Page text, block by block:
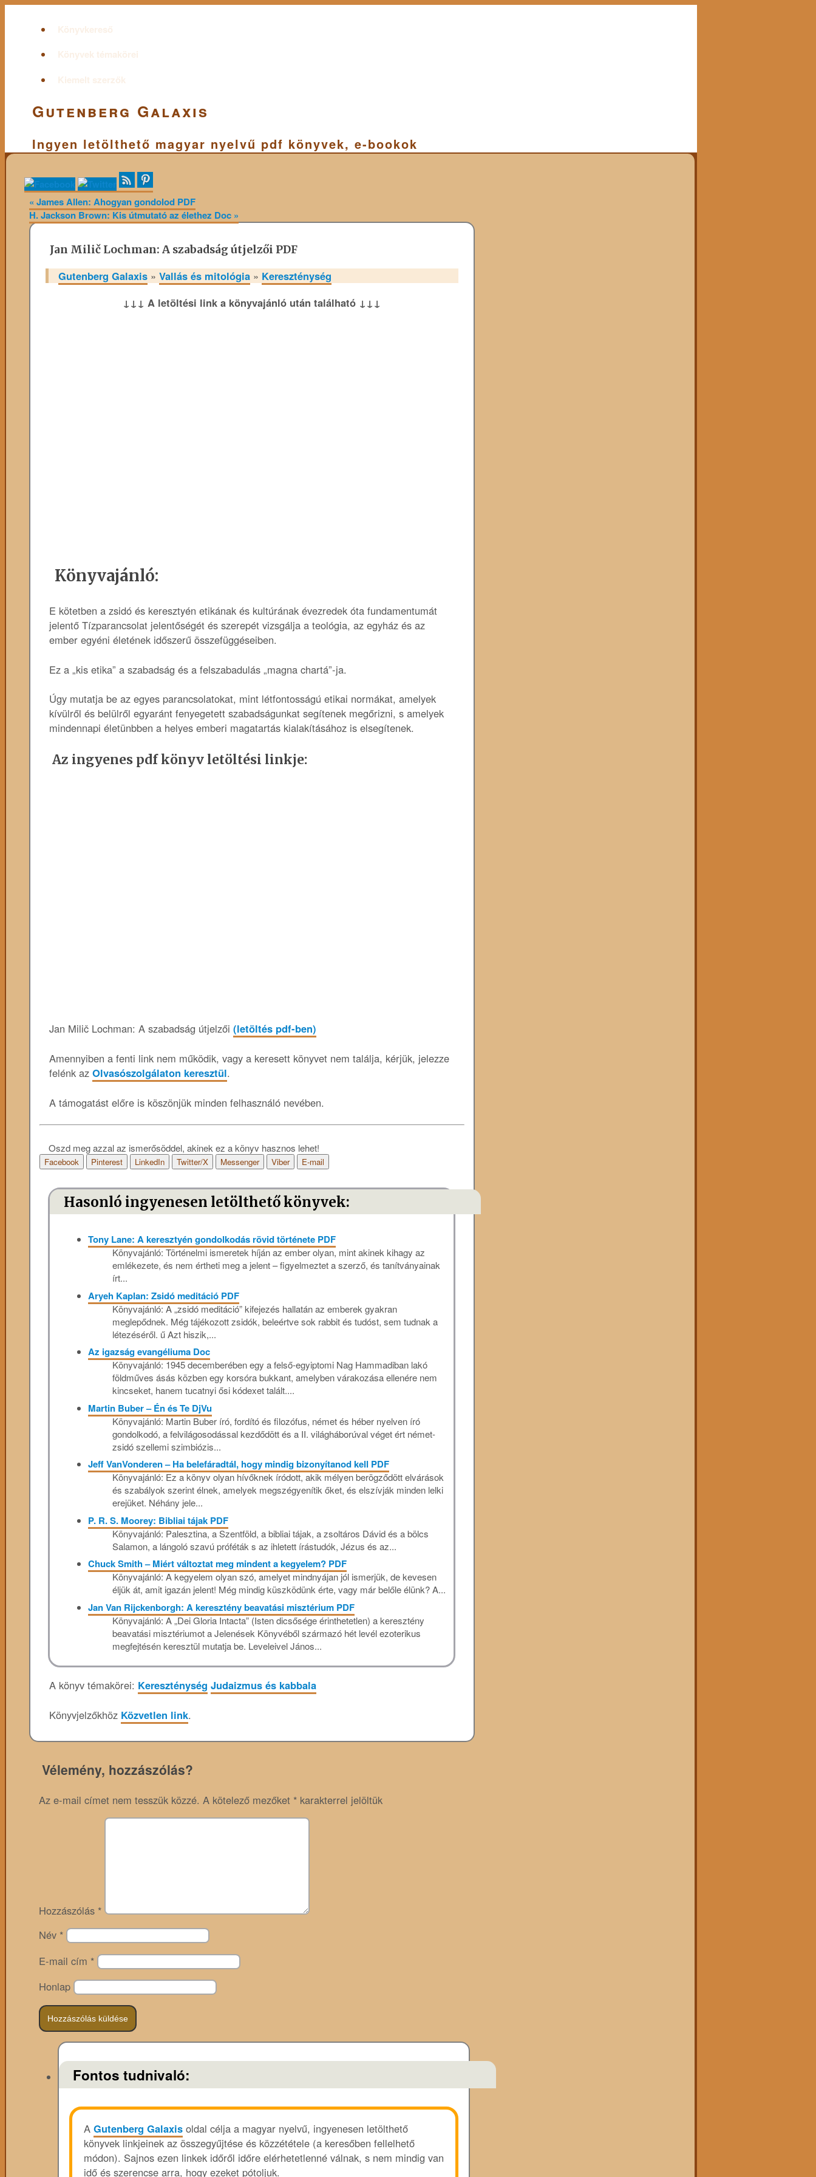
Könyvkereső
Könyvek témakörei
Kiemelt szerzők
Gutenberg Galaxis
Ingyen letölthető magyar nyelvű pdf könyvek, e-bookok
« James Allen: Ahogyan gondolod PDF
H. Jackson Brown: Kis útmutató az élethez Doc »
Jan Milič Lochman: A ​szabadság útjelzői PDF
Gutenberg Galaxis » Vallás és mitológia » Kereszténység
↓↓↓ A letöltési link a könyvajánló után található ↓↓↓
Könyvajánló:
E kötetben a zsidó és keresztyén etikának és kultúrának évezredek óta fundamentumát
jelentő Tízparancsolat jelentőségét és szerepét vizsgálja a teológia, az egyház és az
ember egyéni életének időszerű összefüggéseiben.
Ez a „kis etika” a szabadság és a felszabadulás „magna chartá”-ja.
Úgy mutatja be az egyes parancsolatokat, mint létfontosságú etikai normákat, amelyek
kívülről és belülről egyaránt fenyegetett szabadságunkat segítenek megőrizni, s amelyek
mindennapi életünbben a helyes emberi magatartás kialakításához is elsegítenek.
Az ingyenes pdf könyv letöltési linkje:
Jan Milič Lochman: A ​szabadság útjelzői (letöltés pdf-ben)
Amennyiben a fenti link nem működik, vagy a keresett könyvet nem találja, kérjük, jelezze
felénk az Olvasószolgálaton keresztül.
A támogatást előre is köszönjük minden felhasználó nevében.
Oszd meg azzal az ismerősöddel, akinek ez a könyv hasznos lehet!
Facebook Pinterest LinkedIn Twitter/X Messenger Viber E-mail
Hasonló ingyenesen letölthető könyvek:
Tony Lane: A keresztyén gondolkodás rövid története PDF
Könyvajánló: Történelmi ismeretek híján az ember olyan, mint akinek kihagy az
emlékezete, és nem értheti meg a jelent – figyelmeztet a szerző, és tanítványainak
írt...
Aryeh Kaplan: Zsidó meditáció PDF
Könyvajánló: A „zsidó meditáció” kifejezés hallatán az emberek gyakran
meglepődnek. Még tájékozott zsidók, beleértve sok rabbit és tudóst, sem tudnak a
létezéséről. ű Azt hiszik,...
Az igazság evangéliuma Doc
Könyvajánló: 1945 decemberében egy a felső-egyiptomi Nag Hammadiban lakó
földműves ásás közben egy korsóra bukkant, amelyben várakozása ellenére nem
kincseket, hanem tucatnyi ősi kódexet talált....
Martin Buber – Én és Te DjVu
Könyvajánló: Martin Buber író, fordító és filozófus, német és héber nyelven író
gondolkodó, a felvilágosodással kezdődött és a II. világháborúval véget ért német-
zsidó szellemi szimbiózis...
Jeff VanVonderen – Ha belefáradtál, hogy mindig bizonyítanod kell PDF
Könyvajánló: Ez a könyv olyan hívőknek íródott, akik mélyen berögződött elvárások
és szabályok szerint élnek, amelyek megszégyenítik őket, és elszívják minden lelki
erejüket. Néhány jele...
P. R. S. Moorey: Bibliai tájak PDF
Könyvajánló: Palesztina, ​a Szentföld, a bibliai tájak, a zsoltáros Dávid és a bölcs
Salamon, a lángoló szavú próféták s az ihletett írástudók, Jézus és az...
Chuck Smith – Miért változtat meg mindent a kegyelem? PDF
Könyvajánló: A kegyelem olyan szó, amelyet mindnyájan jól ismerjük, de kevesen
éljük át, amit igazán jelent! Még mindig küszködünk érte, vagy már belőle élünk? A...
Jan Van Rijckenborgh: A keresztény beavatási misztérium PDF
Könyvajánló: A „Dei Gloria Intacta” (Isten dicsősége érinthetetlen) a keresztény
beavatási misztériumot a Jelenések Könyvéből származó hét levél ezoterikus
megfejtésén keresztül mutatja be. Leveleivel János...
A könyv témakörei: Kereszténység Judaizmus és kabbala
Könyvjelzőkhöz Közvetlen link.
Vélemény, hozzászólás?
Az e-mail címet nem tesszük közzé. A kötelező mezőket * karakterrel jelöltük
Hozzászólás *
Név *
E-mail cím *
Honlap
Fontos tudnivaló:
A Gutenberg Galaxisoldal célja a magyar nyelvű, ingyenesen letölthető
könyvek linkjeinek az összegyűjtése és közzététele (a keresőben fellelhető
módon). Sajnos ezen linkek időről időre elérhetetlenné válnak, s nem mindig van
idő és szerencse arra, hogy ezeket pótoljuk.